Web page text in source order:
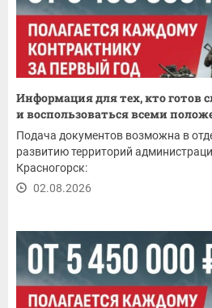
Информация для тех, кто готов
и воспользоваться всеми
Подача документов возможна в
развитию территорий
Красногорск:
02.08.2026